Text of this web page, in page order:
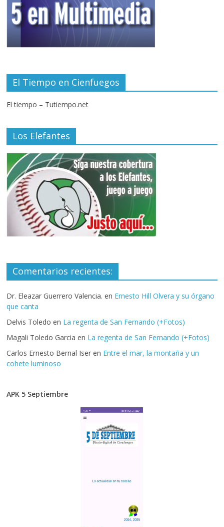
El Tiempo en Cienfuegos
El tiempo – Tutiempo.net
Los Elefantes
Comentarios recientes:
Dr. Eleazar Guerrero Valencia. en Ernesto Hill Olvera y su órgano
que canta
Delvis Toledo en La regenta de San Fernando (+Fotos)
Magali Toledo Garcia en La regenta de San Fernando (+Fotos)
Carlos Ernesto Bernal Iser en Entre el mar, la montaña y un
cohete luminoso
APK 5 Septiembre